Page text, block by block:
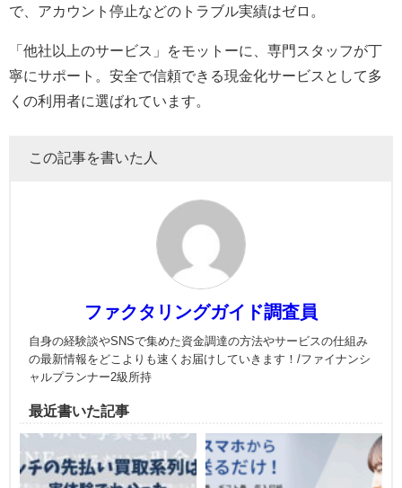
で、アカウント停止などのトラブル実績はゼロ。
「他社以上のサービス」をモットーに、専門スタッフが丁
寧にサポート。安全で信頼できる現金化サービスとして多
くの利用者に選ばれています。
この記事を書いた人
ファクタリングガイド調査員
自身の経験談やSNSで集めた資金調達の方法やサービスの仕組み
の最新情報をどこよりも速くお届けしていきます！/ファイナンシ
ャルプランナー2級所持
最近書いた記事